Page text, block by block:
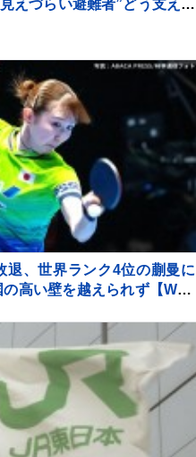
えづらい避難者”どう支える
退、世界ランク4位の蒯曼に
高い壁を越えられず【WTT